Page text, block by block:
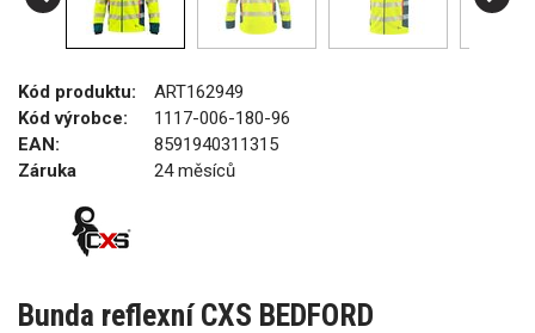
Kód produktu:
ART162949
Kód výrobce:
1117-006-180-96
EAN:
8591940311315
Záruka
24 měsíců
Bunda reflexní CXS BEDFORD